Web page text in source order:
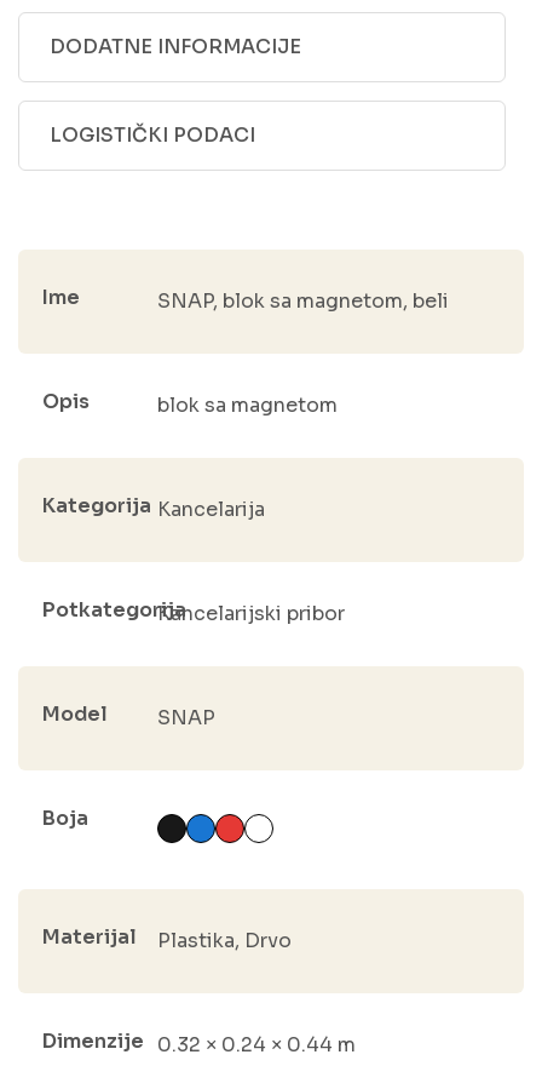
DODATNE INFORMACIJE
LOGISTIČKI PODACI
Ime SNAP, blok sa magnetom, beli
Opis blok sa magnetom
Kategorija Kancelarija
PotkategorijaKancelarijski pribor
Model SNAP
Boja
Materijal Plastika, Drvo
Dimenzije 0.32 × 0.24 × 0.44 m